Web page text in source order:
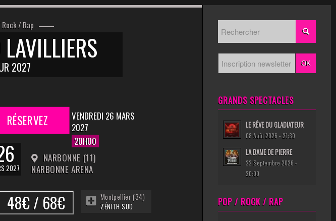
/ Rap
2027
RÉSERVEZ
2027
VENDREDI 26 MARS
2027
20H00
NARBONNE (11)
NARBONNE ARENA
48€ / 68€
Montpellier (34)
ZÉNITH SUD
GRANDS SPECTACLES
LE RÊVE DU GLADIATEUR
08 Août 2026 - 21:30
LA DAME DE PIERRE
22 Septembre 2026 -
20:00
POP / ROCK / RAP